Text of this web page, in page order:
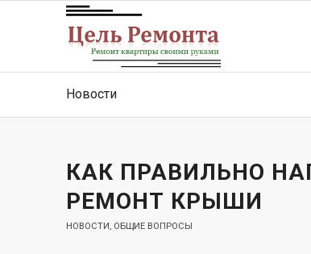
Новости
КАК ПРАВИЛЬНО
РЕМОНТ КРЫШИ
НОВОСТИ, ОБЩИЕ ВОПРОСЫ